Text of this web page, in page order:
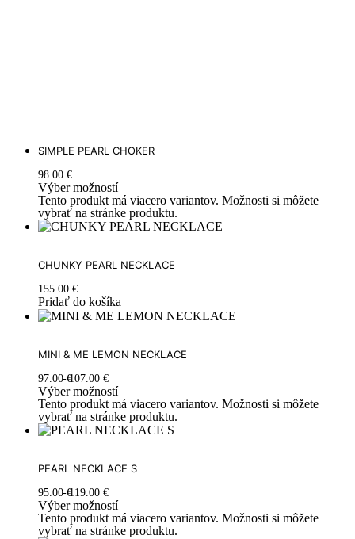
SIMPLE PEARL CHOKER
98.00 €
Výber možností
Tento produkt má viacero variantov. Možnosti si môžete
vybrať na stránke produktu.
CHUNKY PEARL NECKLACE
155.00 €
Pridať do košíka
MINI & ME LEMON NECKLACE
97.00€107.00 €
Výber možností
Tento produkt má viacero variantov. Možnosti si môžete
vybrať na stránke produktu.
PEARL NECKLACE S
95.00€119.00 €
Výber možností
Tento produkt má viacero variantov. Možnosti si môžete
vybrať na stránke produktu.